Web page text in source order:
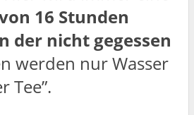
16 Stunden
der nicht gegessen
werden nur Wasser
Tee”.